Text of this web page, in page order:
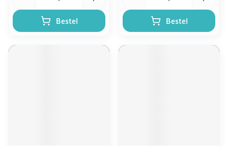
Bestel Bestel